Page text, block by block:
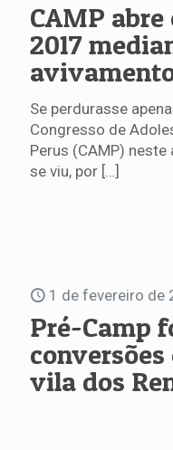
CAMP
2017
Se perdurasse
Congresso de
Perus (CAMP)
se viu, por […]
1 de fevereiro de
Pré-Camp
vila dos